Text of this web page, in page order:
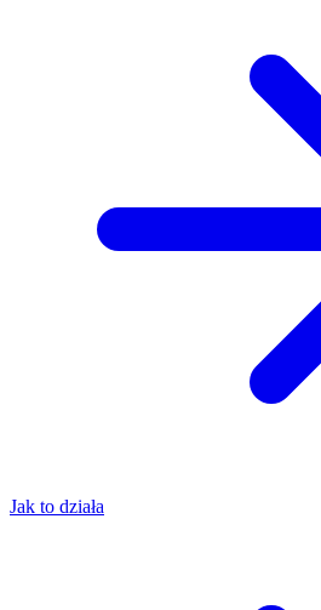
Jak to działa